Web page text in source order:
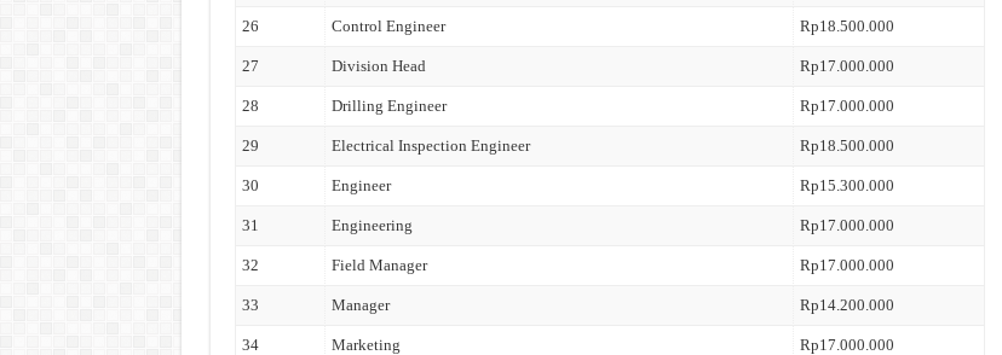
26 Control Engineer Rp18.500.000
27 Division Head Rp17.000.000
28 Drilling Engineer Rp17.000.000
29 Electrical Inspection Engineer Rp18.500.000
30 Engineer Rp15.300.000
31 Engineering Rp17.000.000
32 Field Manager Rp17.000.000
33 Manager Rp14.200.000
34 Marketing Rp17.000.000